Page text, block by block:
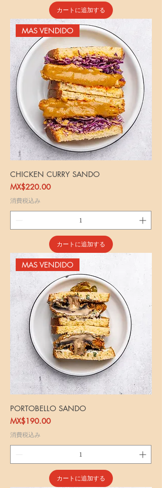
カートに追加する
MAS VENDIDO
CHICKEN CURRY SANDO
価格
MX$220.00
消費税込み
カートに追加する
MAS VENDIDO
PORTOBELLO SANDO
価格
MX$190.00
消費税込み
カートに追加する